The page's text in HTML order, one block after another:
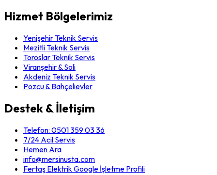
Hizmet Bölgelerimiz
Yenişehir Teknik Servis
Mezitli Teknik Servis
Toroslar Teknik Servis
Viranşehir & Soli
Akdeniz Teknik Servis
Pozcu & Bahçelievler
Destek & İletişim
Telefon: 0501 359 03 36
7/24 Acil Servis
Hemen Ara
info@mersinusta.com
Fertaş Elektrik Google İşletme Profili